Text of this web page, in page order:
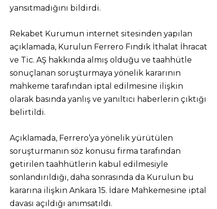
yansıtmadığını bildirdi.
Rekabet Kurumun internet sitesinden yapılan
açıklamada, Kurulun Ferrero Fındık İthalat İhracat
ve Tic. AŞ hakkında almış olduğu ve taahhütle
sonuçlanan soruşturmaya yönelik kararının
mahkeme tarafından iptal edilmesine ilişkin
olarak basında yanlış ve yanıltıcı haberlerin çıktığı
belirtildi.
Açıklamada, Ferrero’ya yönelik yürütülen
soruşturmanın söz konusu firma tarafından
getirilen taahhütlerin kabul edilmesiyle
sonlandırıldığı, daha sonrasında da Kurulun bu
kararına ilişkin Ankara 15. İdare Mahkemesine iptal
davası açıldığı anımsatıldı.